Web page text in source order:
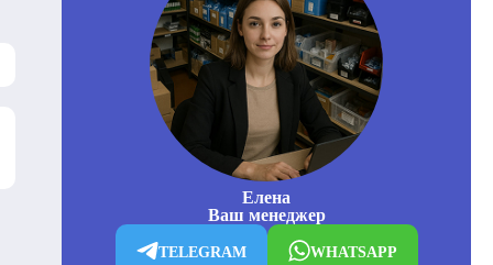
Елена
Ваш менеджер
TELEGRAM WHATSAPP